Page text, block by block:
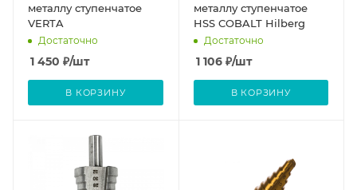
металлу ступенчатое
VERTA
Достаточно
1 450 ₽/шт
В КОРЗИНУ
металлу ступенчатое
HSS COBALT Hilberg
Достаточно
1 106₽/шт
В КОРЗИНУ